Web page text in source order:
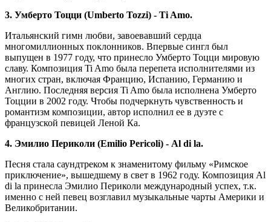
3. Умберто Тоцци (Umberto Tozzi) - Ti Amo.
Итальянский гимн любви, завоевавший сердца
многомиллионных поклонников. Впервые сингл был
выпущен в 1977 году, что принесло Умберто Тоцци мировую
славу. Композиция Ti Amo была перепета исполнителями из
многих стран, включая Францию, Испанию, Германию и
Англию. Последняя версия Ti Amo была исполнена Умберто
Тоцции в 2002 году. Чтобы подчеркнуть чувственность и
романтизм композиции, автор исполнил ее в дуэте с
французской певицей Леной Ка.
4. Эмилио Периколи (Emilio Pericoli) - Al di la.
Песня стала саундтреком к знаменитому фильму «Римское
приключение», вышедшему в свет в 1962 году. Композиция Al
di la принесла Эмилио Периколи международный успех, т.к.
именно с ней певец возглавил музыкальные чарты Америки и
Великобритании.